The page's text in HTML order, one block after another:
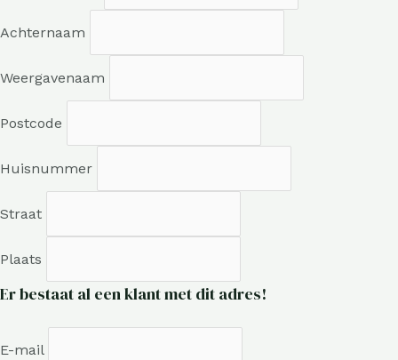
Achternaam
Weergavenaam
Postcode
Huisnummer
Straat
Plaats
Er bestaat al een klant met dit adres!
E-mail